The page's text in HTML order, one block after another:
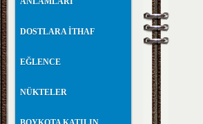
DOSTLARA İTHAF
EĞLENCE
NÜKTELER